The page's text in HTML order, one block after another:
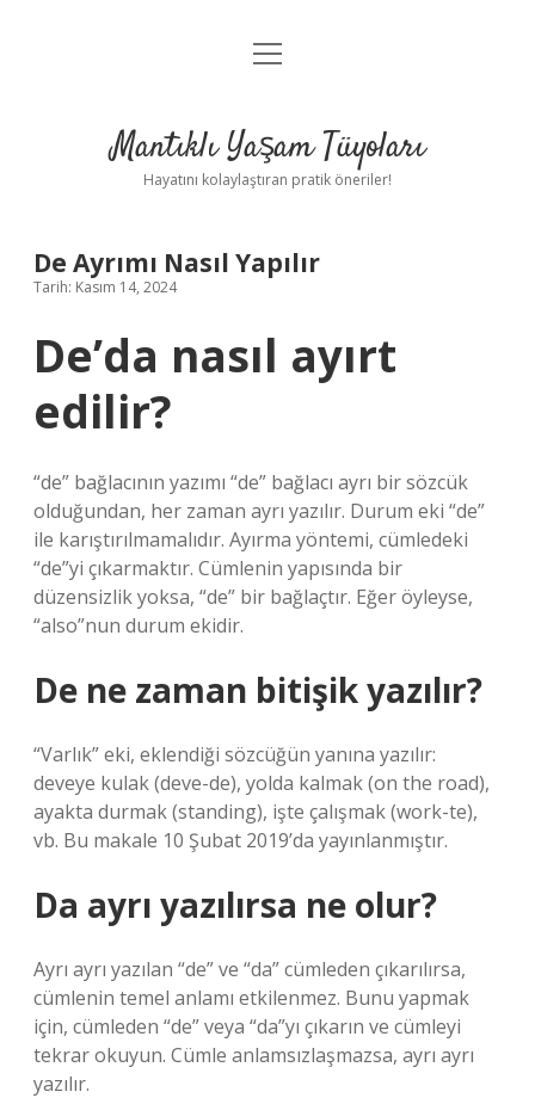
Anasayfa
Yasal Uyarı
menüyü
Mantıklı Yaşam Tüyoları
Hayatını kolaylaştıran pratik öneriler!
De Ayrımı Nasıl Yapılır
Tarih: Kasım 14, 2024
De’da nasıl ayırt
edilir?
“de” bağlacının yazımı “de” bağlacı ayrı bir sözcük
olduğundan, her zaman ayrı yazılır. Durum eki “de”
ile karıştırılmamalıdır. Ayırma yöntemi, cümledeki
“de”yi çıkarmaktır. Cümlenin yapısında bir
düzensizlik yoksa, “de” bir bağlaçtır. Eğer öyleyse,
“also”nun durum ekidir.
De ne zaman bitişik yazılır?
“Varlık” eki, eklendiği sözcüğün yanına yazılır:
deveye kulak (deve-de), yolda kalmak (on the road),
ayakta durmak (standing), işte çalışmak (work-te),
vb. Bu makale 10 Şubat 2019’da yayınlanmıştır.
Da ayrı yazılırsa ne olur?
Ayrı ayrı yazılan “de” ve “da” cümleden çıkarılırsa,
cümlenin temel anlamı etkilenmez. Bunu yapmak
için, cümleden “de” veya “da”yı çıkarın ve cümleyi
tekrar okuyun. Cümle anlamsızlaşmazsa, ayrı ayrı
yazılır.